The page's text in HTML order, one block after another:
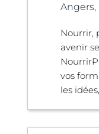
Angers,
Nourrir,
avenir
vos
les